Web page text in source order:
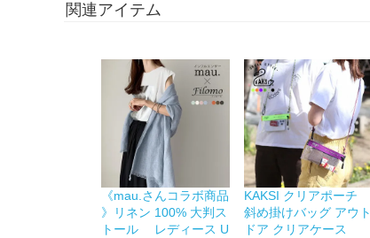
関連アイテム
《mau.さんコラボ商品
》リネン 100% 大判ス
トール レディース U
KAKSI クリアポーチ
斜め掛けバッグ アウト
ドア クリアケース